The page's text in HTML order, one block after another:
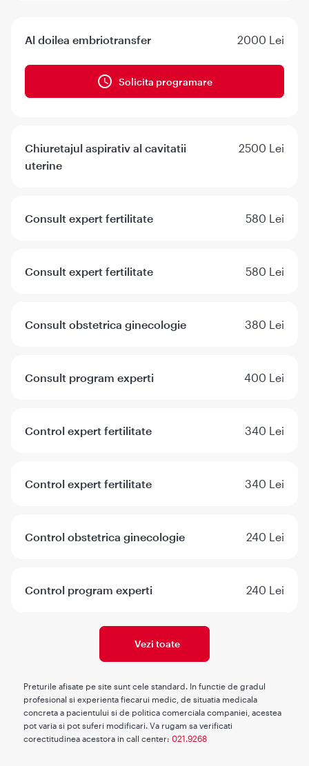
Al doilea embriotransfer 2000 Lei
Solicita programare
Chiuretajul aspirativ al cavitatii
uterine
2500 Lei
Consult expert fertilitate 580 Lei
Consult expert fertilitate 580 Lei
Consult obstetrica ginecologie 380 Lei
Consult program experti 400 Lei
Control expert fertilitate 340 Lei
Control expert fertilitate 340 Lei
Control obstetrica ginecologie 240 Lei
Control program experti 240 Lei
Vezi toate
Preturile afisate pe site sunt cele standard. In functie de gradul
profesional si experienta fiecarui medic, de situatia medicala
concreta a pacientului si de politica comerciala companiei, acestea
pot varia si pot suferi modificari. Va rugam sa verificati
corectitudinea acestora in call center: 021.9268